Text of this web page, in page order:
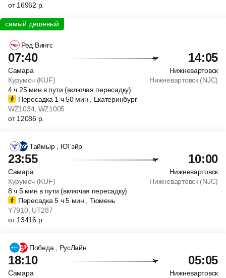
от16962 р.
Ред Вингс
07:40 14:05
Самара
Нижневартовск
Курумоч (KUF)
Нижневартовск (NJC)
4ч 25 мин в пути (включая пересадку)
Пересадка 1 ч50 мин , Екатеринбург
WZ1034, WZ1005
от12086 р.
Таймыр , ЮТэйр
23:55 10:00
Самара
Нижневартовск
Курумоч (KUF)
Нижневартовск (NJC)
8ч 5 мин в пути (включая пересадку)
Пересадка 5 ч5 мин , Тюмень
Y7910, UT287
от13416 р.
Победа , РусЛайн
18:10 05:05
Самара
Нижневартовск